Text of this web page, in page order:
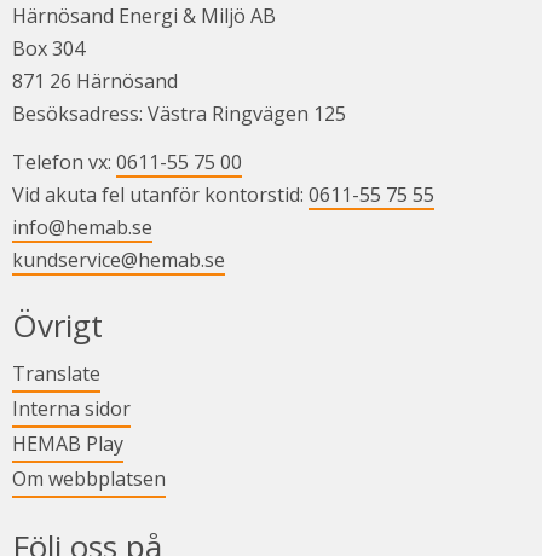
Härnösand Energi & Miljö AB
Box 304
871 26 Härnösand
Besöksadress: Västra Ringvägen 125
Telefon vx: 0611-55 75 00
Vid akuta fel utanför kontorstid: 0611-55 75 55
info@hemab.se
kundservice@hemab.se
Övrigt
Translate
Interna sidorLänk till annan webbplats.
HEMAB PlayLänk till annan webbplats.
Om webbplatsen
Följ oss på